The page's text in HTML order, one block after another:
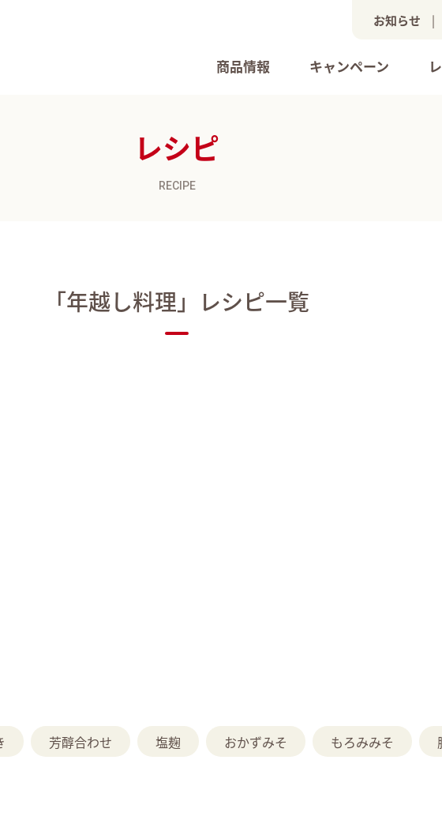
商品情報 キャンペーン
お知らせ |
レシピ
RECIPE
「年越し料理」 レシピ一覧
芳醇合わせ 塩麹 おかずみそ もろみみそ